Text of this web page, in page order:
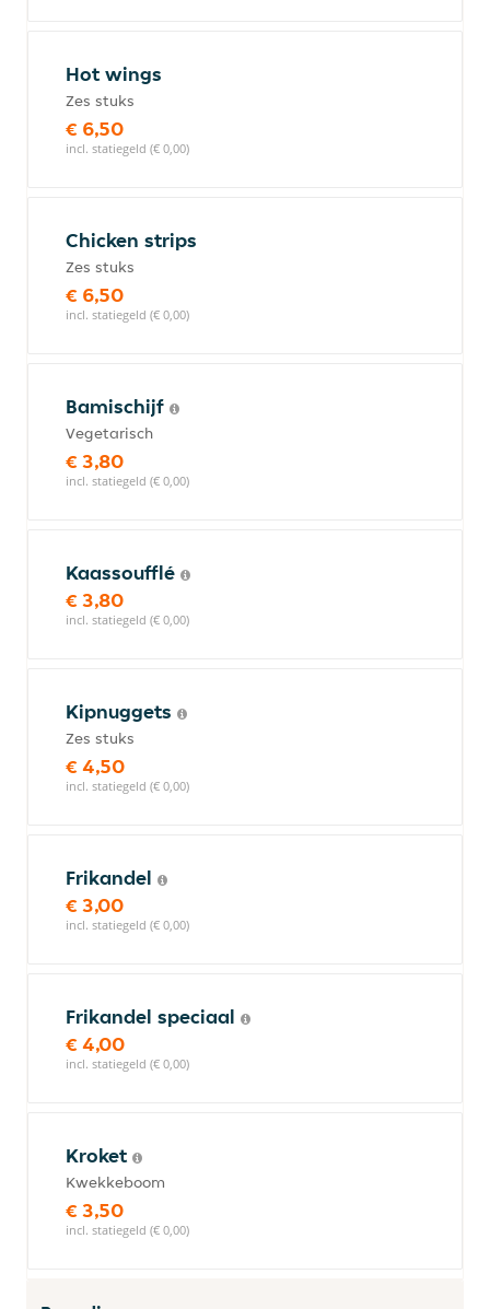
Hot wings
Zes stuks
€ 6,50
incl. statiegeld (€ 0,00)
Chicken strips
Zes stuks
€ 6,50
incl. statiegeld (€ 0,00)
Bamischijf
Vegetarisch
€ 3,80
incl. statiegeld (€ 0,00)
Kaassoufflé
€ 3,80
incl. statiegeld (€ 0,00)
Kipnuggets
Zes stuks
€ 4,50
incl. statiegeld (€ 0,00)
Frikandel
€ 3,00
incl. statiegeld (€ 0,00)
Frikandel speciaal
€ 4,00
incl. statiegeld (€ 0,00)
Kroket
Kwekkeboom
€ 3,50
incl. statiegeld (€ 0,00)